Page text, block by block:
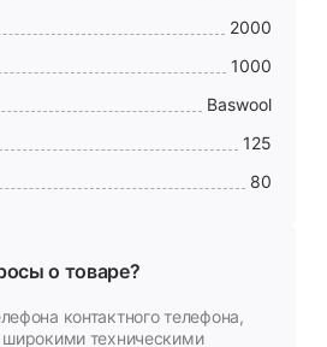
2000
1000
Baswool
125
80
о товаре?
контактного телефона,
техническими